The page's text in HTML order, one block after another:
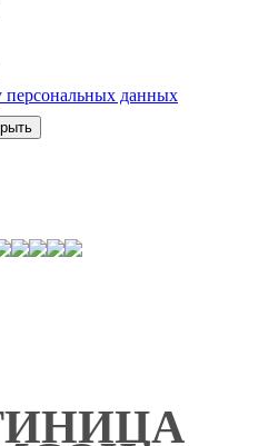
персональных данных